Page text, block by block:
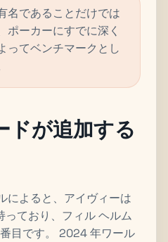
名であることだけでは
ポーカーにすでに深く
ってベンチマークとし
ドが追加する
によると、アイヴィーは
っており、フィル ヘルム
目です。 2024 年ワール